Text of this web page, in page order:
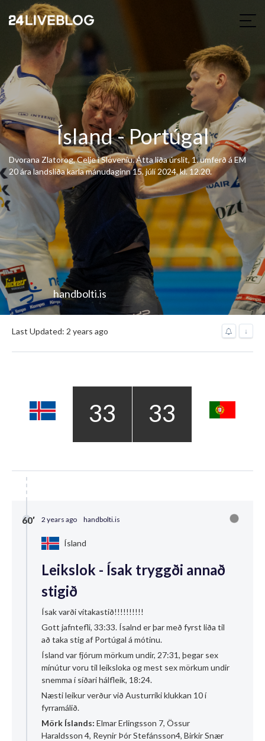
Ísland - Portúgal
Dvorana Zlatorog, Celje í Slóveníu. Átta liða úrslit, 1. umferð á EM
20 ára landsliða karla mánudaginn 15. júlí 2024, kl. 12.20.
handbolti.is
Last Updated: 2 years ago ↓
33 33
60′ 2 years ago handbolti.is
Ísland
Leikslok - Ísak tryggði annað
stigið
Ísak varði vítakastið!!!!!!!!!!
Gott jafntefli, 33:33. Ísalnd er þar með fyrst liða til
að taka stig af Portúgal á mótinu.
Ísland var fjórum mörkum undir, 27:31, þegar sex
mínútur voru til leiksloka og mest sex mörkum undir
snemma í síðari hálfleik, 18:24.
Næsti leikur verður við Austurríki klukkan 10 í
fyrramálið.
Mörk Íslands: Elmar Erlingsson 7, Össur
Haraldsson 4, Reynir Þór Stefánsson4, Birkir Snær